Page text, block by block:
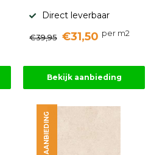
Direct leverbaar
€39,95 €31,50 per m2
Bekijk aanbieding
AANBIEDING